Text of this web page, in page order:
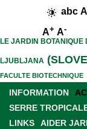
abc
A+ A-
LE JARDIN BOTANIQUE
LJUBLJANA
FACULTE BIOTECHNIQUE
INFORMATION
SERRE
LINKS
AIDER